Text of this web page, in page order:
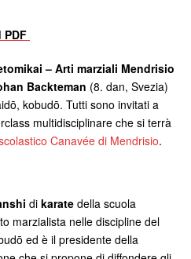
– Arti marziali Mendrisio
Backteman (8. dan, Svezia)
kobudō. Tutti sono invitati a
multidisciplinare che si terrà
Canavée di Mendrisio.
di karate della scuola
marzialista nelle discipline del
ed è il presidente della